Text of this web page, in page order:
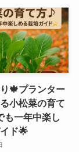
🍁プランター
小松菜の育て
も一年中楽し
ド🌟